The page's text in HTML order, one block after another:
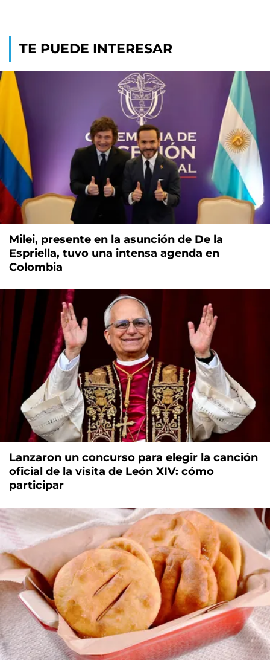
TE PUEDE INTERESAR
Milei, presente en la asunción de De la
Espriella, tuvo una intensa agenda en
Colombia
Lanzaron un concurso para elegir la canción
oficial de la visita de León XIV: cómo
participar